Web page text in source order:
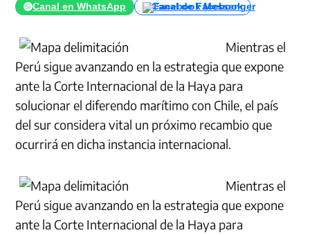
Canal en WhatsApp
Canal de Facebook
Mientras el
Perú sigue avanzando en la estrategia que expone
ante la Corte Internacional de la Haya para
solucionar el diferendo marítimo con Chile, el país
del sur considera vital un próximo recambio que
ocurrirá en dicha instancia internacional.
Mientras el
Perú sigue avanzando en la estrategia que expone
ante la Corte Internacional de la Haya para